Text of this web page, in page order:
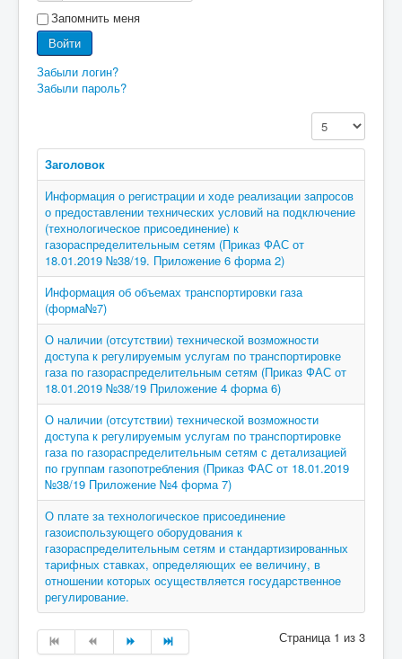
Запомнить меня
Войти
Забыли логин?
Забыли пароль?
Кол-во строк:
Заголовок
Информация о регистрации и ходе реализации запросов
о предоставлении технических условий на подключение
(технологическое присоединение) к
газораспределительным сетям (Приказ ФАС от
18.01.2019 №38/19. Приложение 6 форма 2)
Информация об объемах транспортировки газа
(форма№7)
О наличии (отсутствии) технической возможности
доступа к регулируемым услугам по транспортировке
газа по газораспределительным сетям (Приказ ФАС от
18.01.2019 №38/19 Приложение 4 форма 6)
О наличии (отсутствии) технической возможности
доступа к регулируемым услугам по транспортировке
газа по газораспределительным сетям с детализацией
по группам газопотребления (Приказ ФАС от 18.01.2019
№38/19 Приложение №4 форма 7)
О плате за технологическое присоединение
газоиспользующего оборудования к
газораспределительным сетям и стандартизированных
тарифных ставках, определяющих ее величину, в
отношении которых осуществляется государственное
регулирование.
Страница 1 из 3